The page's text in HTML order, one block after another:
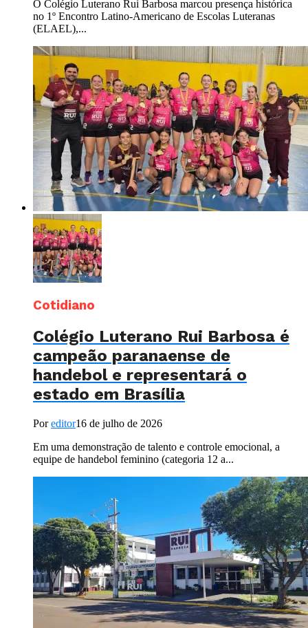
O Colégio Luterano Rui Barbosa marcou presença histórica
no 1º Encontro Latino-Americano de Escolas Luteranas
(ELAEL),...
Cotidiano
Colégio Luterano Rui Barbosa é
campeão paranaense de
handebol e representará o
estado em Brasília
Poreditor16 de julho de 2026
Em uma demonstração de talento e controle emocional, a
equipe de handebol feminino (categoria 12 a...